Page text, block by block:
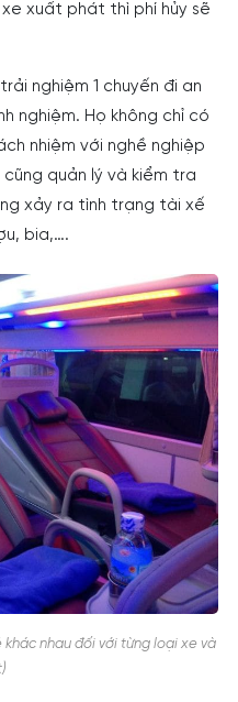
xuất phát thì phí hủy sẽ
nghiệm 1 chuyến đi an
nghiệm. Họ không chỉ có
nhiệm với nghề nghiệp
quản lý và kiểm tra
xảy ra tình trạng tài xế
bia,….
nhau đối với từng loại xe và